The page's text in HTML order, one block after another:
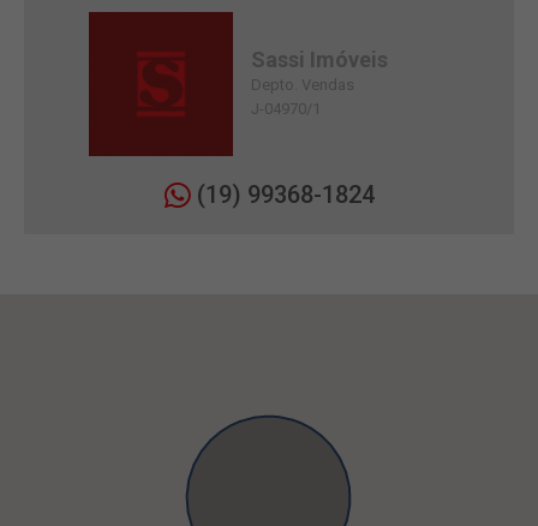
Sassi Imóveis
Depto. Vendas
J-04970/1
(19) 99368-1824